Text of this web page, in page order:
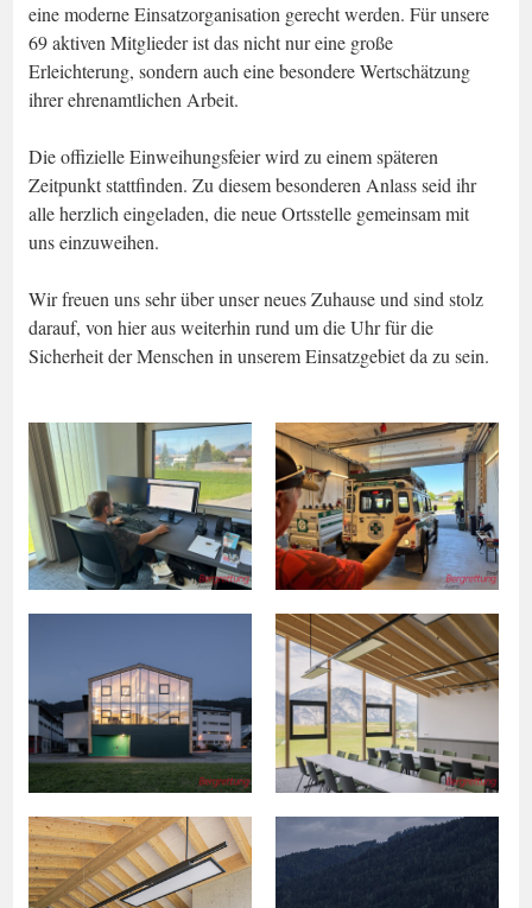
eine moderne Einsatzorganisation gerecht werden. Für unsere
69 aktiven Mitglieder ist das nicht nur eine große
Erleichterung, sondern auch eine besondere Wertschätzung
ihrer ehrenamtlichen Arbeit.
Die offizielle Einweihungsfeier wird zu einem späteren
Zeitpunkt stattfinden. Zu diesem besonderen Anlass seid ihr
alle herzlich eingeladen, die neue Ortsstelle gemeinsam mit
uns einzuweihen.
Wir freuen uns sehr über unser neues Zuhause und sind stolz
darauf, von hier aus weiterhin rund um die Uhr für die
Sicherheit der Menschen in unserem Einsatzgebiet da zu sein.